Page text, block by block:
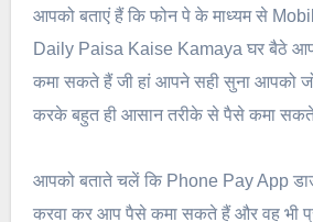
आपको बताएं हैं कि फोन पे के माध्यम से
Daily Paisa Kaise Kamaya घर बैठे
कमा सकते हैं जी हां आपने सही सुना आपको
करके बहुत ही आसान तरीके से पैसे कमा
आपको बताते चलें कि Phone Pay App
करवा कर आप पैसे कमा सकते हैं और वह भी